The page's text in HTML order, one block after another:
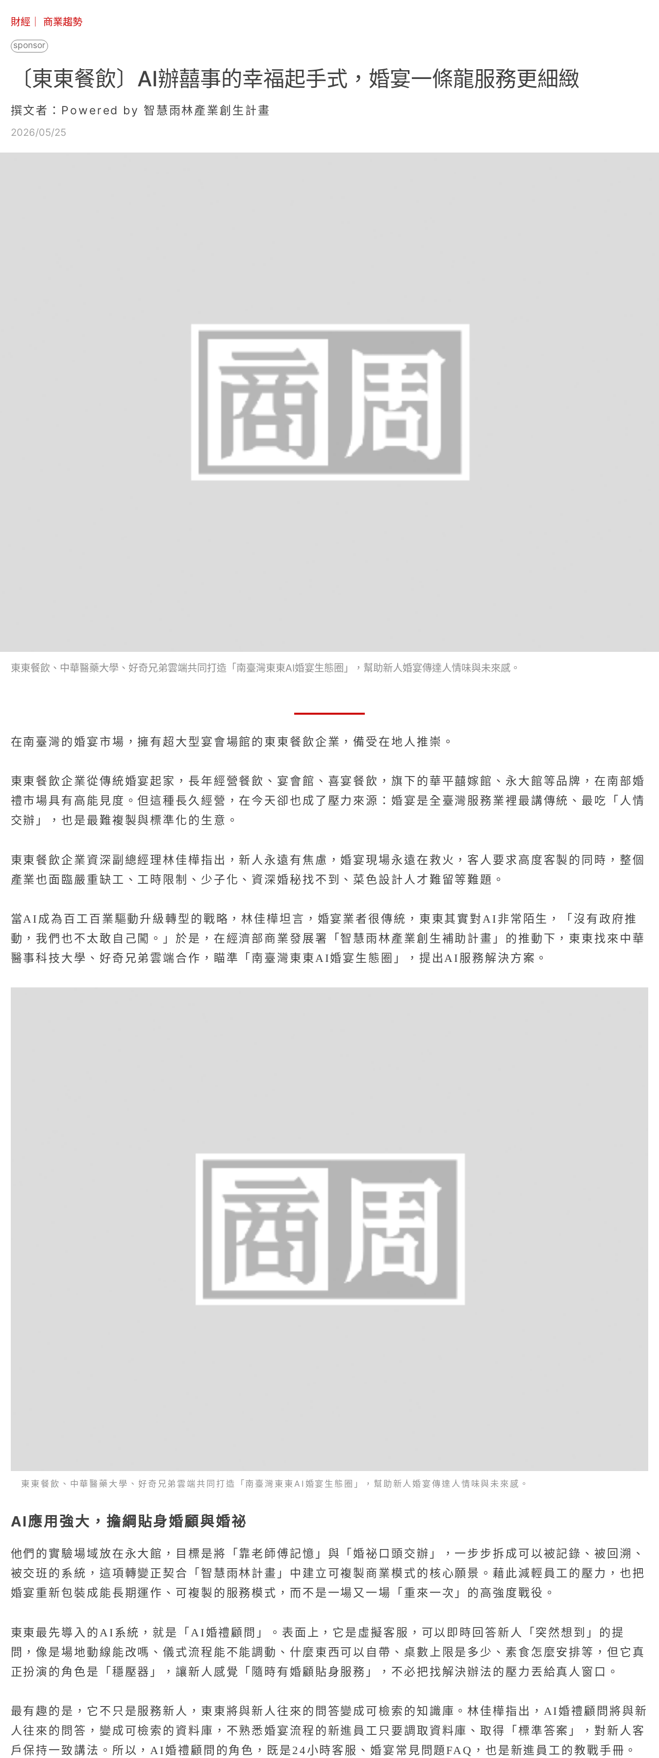
財經 商業趨勢
〔東東餐飲〕AI辦囍事的幸福起手式，婚宴一條龍服務更細緻
撰文者：Powered by 智慧雨林產業創生計畫
2026/05/25
東東餐飲、中華醫藥大學、好奇兄弟雲端共同打造「南臺灣東東AI婚宴生態圈」，幫助新人婚宴傳達人情味與未來感。
在南臺灣的婚宴市場，擁有超大型宴會場館的東東餐飲企業，備受在地人推崇。
東東餐飲企業從傳統婚宴起家，長年經營餐飲、宴會館、喜宴餐飲，旗下的華平囍嫁館、永大館等品牌，在南部婚
禮市場具有高能見度。但這種長久經營，在今天卻也成了壓力來源：婚宴是全臺灣服務業裡最講傳統、最吃「人情
交辦」，也是最難複製與標準化的生意。
東東餐飲企業資深副總經理林佳樺指出，新人永遠有焦慮，婚宴現場永遠在救火，客人要求高度客製的同時，整個
產業也面臨嚴重缺工、工時限制、少子化、資深婚秘找不到、菜色設計人才難留等難題。
當AI成為百工百業驅動升級轉型的戰略，林佳樺坦言，婚宴業者很傳統，東東其實對AI非常陌生，「沒有政府推
動，我們也不太敢自己闖。」於是，在經濟部商業發展署「智慧雨林產業創生補助計畫」的推動下，東東找來中華
醫事科技大學、好奇兄弟雲端合作，瞄準「南臺灣東東AI婚宴生態圈」，提出AI服務解決方案。
東東餐飲、中華醫藥大學、好奇兄弟雲端共同打造「南臺灣東東AI婚宴生態圈」，幫助新人婚宴傳達人情味與未來感。
AI應用強大，擔綱貼身婚顧與婚祕
他們的實驗場域放在永大館，目標是將「靠老師傅記憶」與「婚祕口頭交辦」，一步步拆成可以被記錄、被回溯、
被交班的系統，這項轉變正契合「智慧雨林計畫」中建立可複製商業模式的核心願景。藉此減輕員工的壓力，也把
婚宴重新包裝成能長期運作、可複製的服務模式，而不是一場又一場「重來一次」的高強度戰役。
東東最先導入的AI系統，就是「AI婚禮顧問」。表面上，它是虛擬客服，可以即時回答新人「突然想到」的提
問，像是場地動線能改嗎、儀式流程能不能調動、什麼東西可以自帶、桌數上限是多少、素食怎麼安排等，但它真
正扮演的角色是「穩壓器」，讓新人感覺「隨時有婚顧貼身服務」，不必把找解決辦法的壓力丟給真人窗口。
最有趣的是，它不只是服務新人，東東將與新人往來的問答變成可檢索的知識庫。林佳樺指出，AI婚禮顧問將與新
人往來的問答，變成可檢索的資料庫，不熟悉婚宴流程的新進員工只要調取資料庫、取得「標準答案」，對新人客
戶保持一致講法。所以，AI婚禮顧問的角色，既是24小時客服、婚宴常見問題FAQ，也是新進員工的教戰手冊。